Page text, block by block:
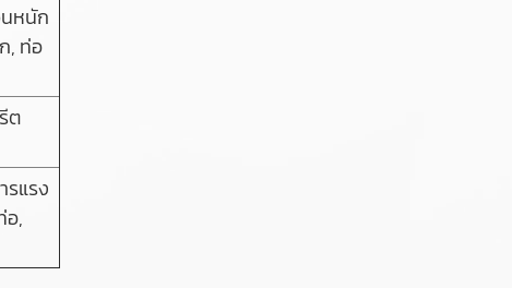
นหนัก
, ท่อ
ต
แรง
อ,